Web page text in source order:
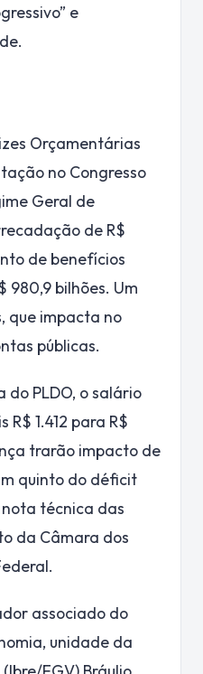
e
Orçamentárias
no Congresso
Geral de
de R$
de benefícios
980,9 bilhões. Um
que impacta no
públicas.
PLDO, o salário
1.412 para R$
trarão impacto de
quinto do déficit
técnica das
da Câmara dos
associado do
unidade da